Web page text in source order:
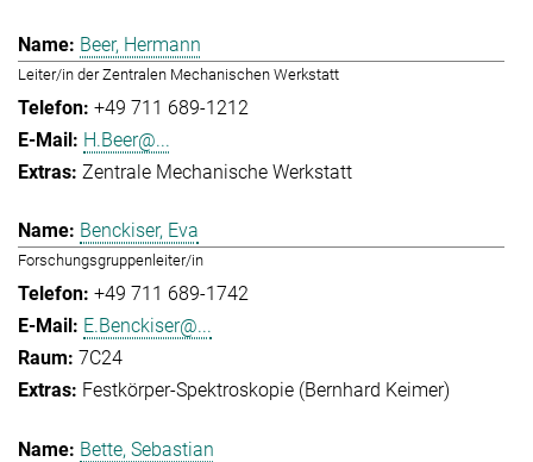
Beer, Hermann
Leiter/in der Zentralen Mechanischen Werkstatt
+49 711 689-1212
H.Beer@...
Zentrale Mechanische Werkstatt
Benckiser, Eva
Forschungsgruppenleiter/in
+49 711 689-1742
E.Benckiser@...
7C24
Festkörper-Spektroskopie (Bernhard Keimer)
Bette, Sebastian